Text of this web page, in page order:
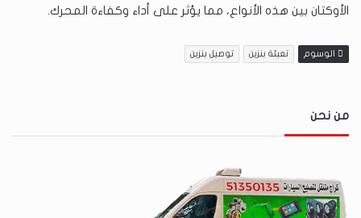
الأوكتان بين هذه الأنواع، مما يؤثر على أداء وكفاءة المحرك.
الوسوم تعبئة بنزين توصيل بنزين
من نحن